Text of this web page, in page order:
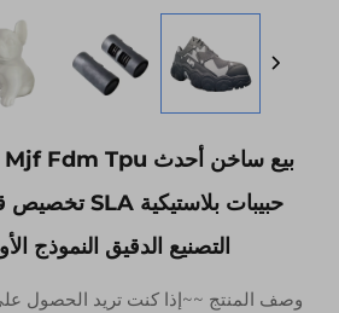
التصنيع الدقيق النموذج
وصف المنتج ~~إذا كنت تريد الحصول